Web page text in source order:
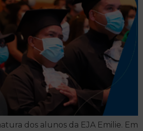
dos alunos da EJA Emilie. Em